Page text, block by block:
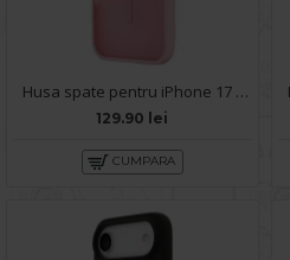
Husa spate pentru iPhone 17 Air Matte Case Magsafe - Semitransparent/Roz
129.90 lei
CUMPARA